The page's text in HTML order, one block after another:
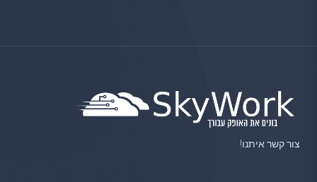
צור קשר איתנו!